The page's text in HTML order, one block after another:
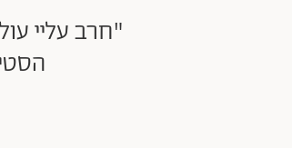
"חרב עליי